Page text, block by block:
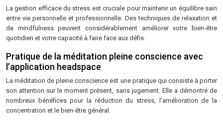
La gestion efficace du stress est cruciale pour maintenir un équilibre sain
entre vie personnelle et professionnelle. Des techniques de relaxation et
de mindfulness peuvent considérablement améliorer votre bien-être
quotidien et votre capacité à faire face aux défis.
Pratique de la méditation pleine conscience avec
l’application headspace
La méditation de pleine conscience est une pratique qui consiste à porter
son attention sur le moment présent, sans jugement. Elle a démontré de
nombreux bénéfices pour la réduction du stress, l’amélioration de la
concentration et le bien-être général.